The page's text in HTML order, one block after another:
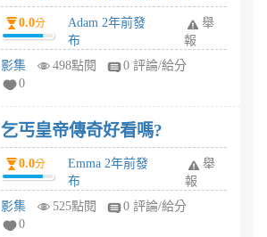
0.0分
Adam 2年前發
布
舉
報
影集
498點閱
0 評論/給分
0
乞丐皇帝傳奇好看嗎?
0.0分
Emma 2年前發
布
舉
報
影集
525點閱
0 評論/給分
0